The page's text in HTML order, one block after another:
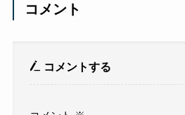
コメント
コメントする